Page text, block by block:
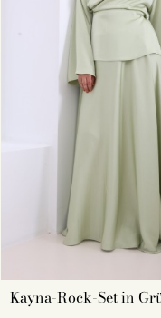
Das Modell
Die bescheidene
Jilbab, Kleid und
für Sie passende
Die Farbe Ihres
Kayna-Rock-Set in